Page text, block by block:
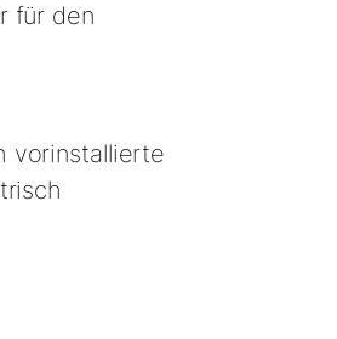
für den
vorinstallierte